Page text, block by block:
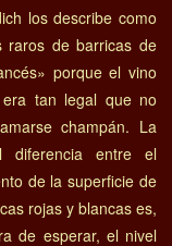
los describe como
raros de barricas de
porque el vino
tan legal que no
champán. La
diferencia entre el
de la superficie de
rojas y blancas es,
de esperar, el nivel